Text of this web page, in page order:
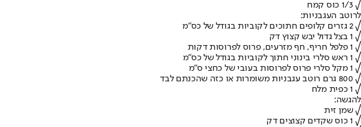
√ 1/3 כוס קמח
לרוטב העגבניות:
√ 2 גזרים קלופים חתוכים לקוביות בגודל של כס"מ
√ 1 בצל גדול יבש קצוץ דק
√ 1 פלפל חריף, חף מזרעים, פרוס לפרוסות דקות
√ 1 ראש סלרי בינוני חתוך לקוביות בגודל של כס"מ
√ 1 מקל סלרי פרוס לפרוסות בעובי של כחצי ס"מ
√ 800 גרם רוטב עגבניות משומרות או כזה שהכנתם לבד
√ 1 כפית מלח
להגשה:
√ שמן זית
√ 1 כוס שקדים קצוצים דק